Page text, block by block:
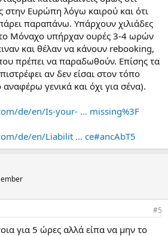
στην Ευρώπη λόγω καιρού και ότι
παραπάνω. Υπάρχουν χιλιάδες
Μόναχο υπήρχαν ουρές 3-4 ωρών
και θέλαν να κάνουν rebooking,
πρέπει να παραδωθούν. Επίσης τα
αν δεν είσαι στον τόπο
γενικά και όχι για σένα).
de/en/Is-your- ... missing%3F
de/en/Liabilit ... ce#ancAbT5
#5
για 5 ώρες αλλά είπα να μην το